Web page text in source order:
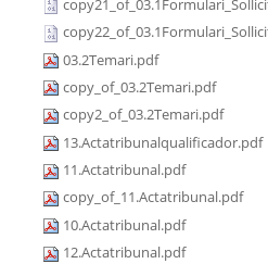
03.2Temari.pdf
copy_of_03.2Temari.pdf
copy2_of_03.2Temari.pdf
13.Actatribunalqualificador.pdf
11.Actatribunal.pdf
copy_of_11.Actatribunal.pdf
10.Actatribunal.pdf
12.Actatribunal.pdf